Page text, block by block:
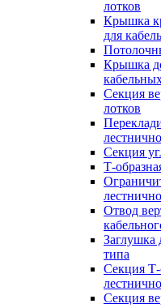
лотков
Крышка
для
Крышка
Секция
лотков
Секция
Т-
Отвод
Заглушка
типа
Секция Т-
Секция